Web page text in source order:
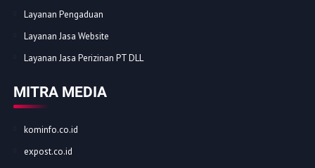
Layanan Pengaduan
Layanan Jasa Website
Layanan Jasa Perizinan PT DLL
MITRA MEDIA
kominfo.co.id
expost.co.id